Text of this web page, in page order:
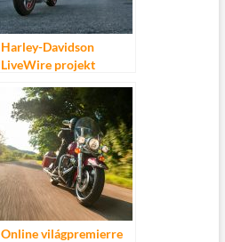
Harley-Davidson
LiveWire projekt
Online világpremierre